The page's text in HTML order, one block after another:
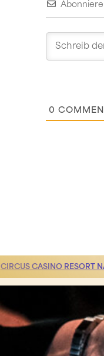
0
CIRCUS CASINO RESORT